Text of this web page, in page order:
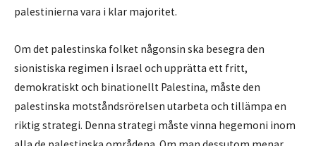
palestinierna vara i klar majoritet.
Om det palestinska folket någonsin ska besegra den
sionistiska regimen i Israel och upprätta ett fritt,
demokratiskt och binationellt Palestina, måste den
palestinska motståndsrörelsen utarbeta och tillämpa en
riktig strategi. Denna strategi måste vinna hegemoni inom